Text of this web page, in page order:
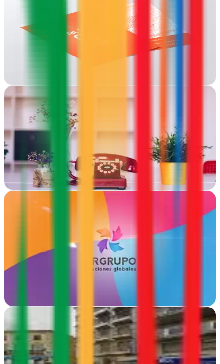
Sant Esteve d'en Bas, Girona
Desde Sant Esteve d'en Bas, Alex Rubio impulsa empresas con
estrategias de marketing adaptadas al entorno digital actual
Ver ficha
Alola Media | Marketing Digital
Tui, Pontevedra
Transformamos negocios en Tui con estrategias digitales que
generan resultados.
Ver fichacompleta
AR GRUPO
Mairena del Aljarafe, Sevilla
Desde Mairena del Aljarafe, AR GRUPO impulsa tu presencia
digital con hosting, redacción de contenidos y estrategias de
Ver ficha
Asepymark
Valencia